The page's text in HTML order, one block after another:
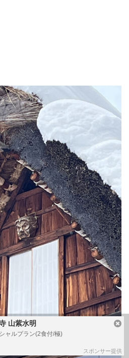
山紫水明
ャルプラン(2食付/極)
スポンサー提供